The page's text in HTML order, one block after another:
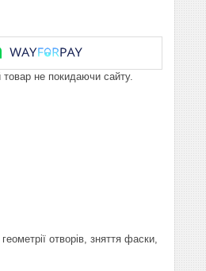
товар не покидаючи сайту.
отворів, зняття фаски,